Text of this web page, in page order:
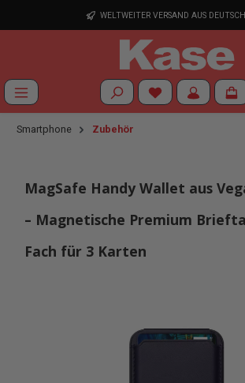
Zum Hauptinhalt springenWELTWEITER VERSAND AUS
Du hast 0
Smartphone Zubehör
MagSafe Handy Wallet aus
– Magnetische Premium
Fach für 3 Karten